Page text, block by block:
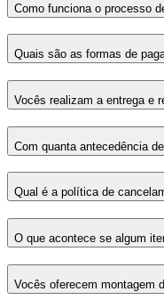
Como funciona o processo
Quais são as formas de
Vocês realizam a entrega e
Com quanta antecedência
Qual é a política de
O que acontece se algum
Vocês oferecem montagem